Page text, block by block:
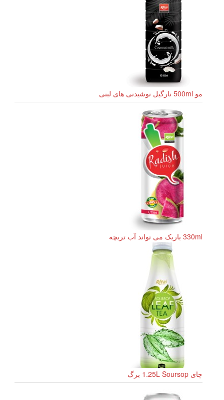
مو 500ml نارگیل نوشیدنی های لبنی
330ml باریک می تواند آب تربچه
چای 1.25L Soursop برگ